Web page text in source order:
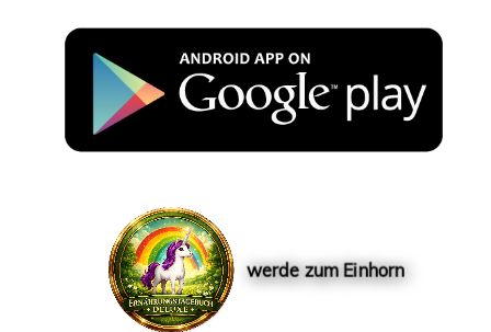
werde zum Einhorn